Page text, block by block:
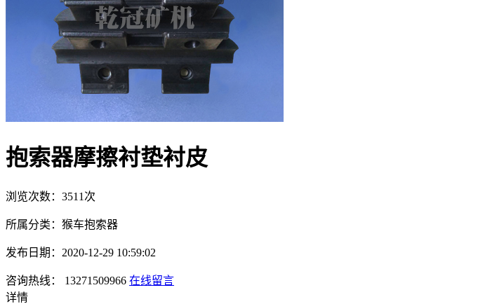
抱索器摩擦衬垫衬皮
浏览次数：3511次
所属分类：猴车抱索器
发布日期：2020-12-29 10:59:02
咨询热线： 13271509966 在线留言
详情